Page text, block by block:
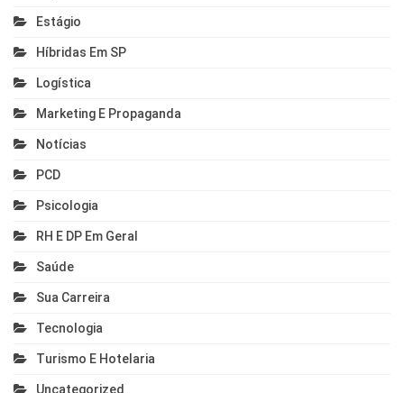
Estágio
Híbridas Em SP
Logística
Marketing E Propaganda
Notícias
PCD
Psicologia
RH E DP Em Geral
Saúde
Sua Carreira
Tecnologia
Turismo E Hotelaria
Uncategorized